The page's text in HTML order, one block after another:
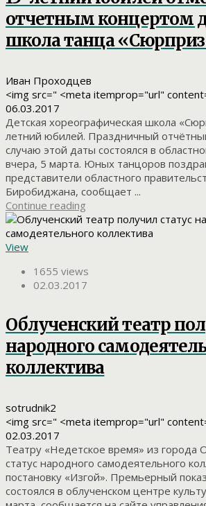
отчетным концертом
школа танца
Иван Проходцев
<img src=" <meta itemprop="url"
06.03.2017
Детская хореографическая школа
летний юбилей. Праздничный
случаю этой даты состоялся в
вчера, 5 марта. Юных танцоров
представители областного
Биробиджана, сообщает ...
Continue reading
View
1655 views
02.03.2017
Облученский театр
народного
коллектива
sotrudnik2
<img src=" <meta itemprop="url"
02.03.2017
Театру «Недетское время» из города
статус народного самодеятельного
постановку «Изгой». Премьерный
состоялся в облученском центре